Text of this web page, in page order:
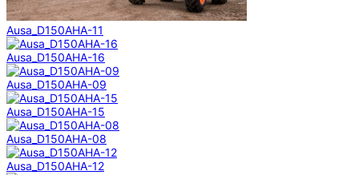
Ausa_D150AHA-11
Ausa_D150AHA-16
Ausa_D150AHA-09
Ausa_D150AHA-15
Ausa_D150AHA-08
Ausa_D150AHA-12